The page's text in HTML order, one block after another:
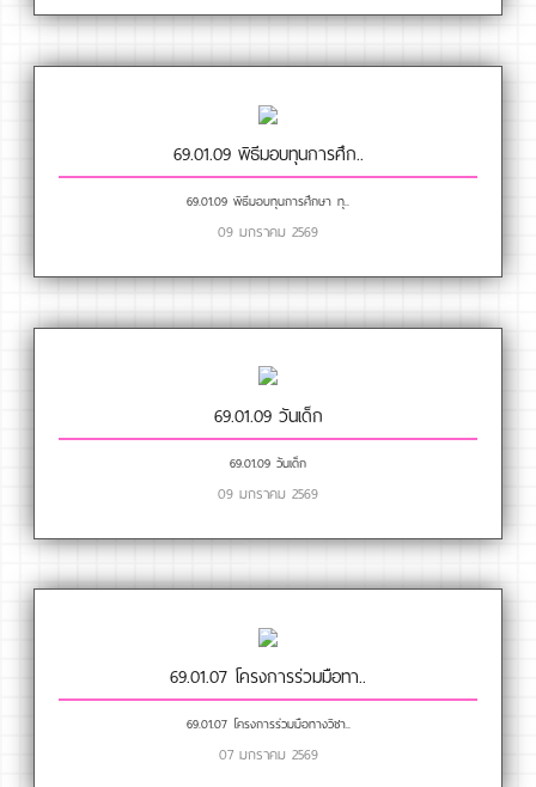
69.01.09 พิธีมอบทุนการศึก..
69.01.09 พิธีมอบทุนการศึกษา ทุ..
09 มกราคม 2569
69.01.09 วันเด็ก
69.01.09 วันเด็ก
09 มกราคม 2569
69.01.07 โครงการร่วมมือทา..
69.01.07 โครงการร่วมมือทางวิชา..
07 มกราคม 2569